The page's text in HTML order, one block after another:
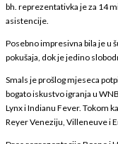
bh. reprezentativka je za 14
asistencije.
Posebno impresivna bila je u
pokušaja, dok je jedino
Smals je prošlog mjeseca
bogato iskustvo igranja u
Lynx i Indianu Fever. Tokom
Reyer Veneziju, Villeneuve i